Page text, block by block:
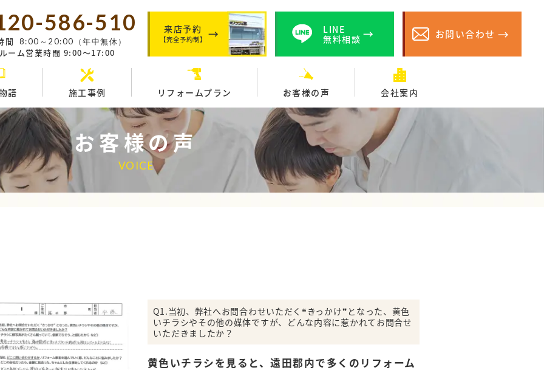
586-510
間 8:00～20:00（年中無休）
ーム営業時間 9:00～17:00
来店予約
【完全予約制】
LINE
無料相談
お問い合わせ
語 施工事例 リフォームプラン お客様の声 会社案内
お客様の声
VOICE
Q1.当初、弊社へお問合わせいただく❝きっかけ❞となった、黄色
いチラシやその他の媒体ですが、どんな内容に惹かれてお問合せ
いただきましたか？
黄色いチラシを見ると、遠田郡内で多くのリフォーム